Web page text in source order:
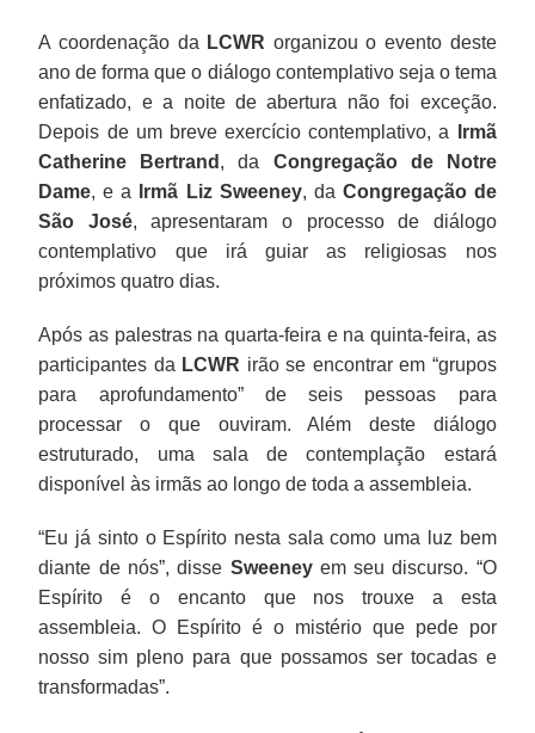
A coordenação da LCWR organizou o evento deste
ano de forma que o diálogo contemplativo seja o tema
enfatizado, e a noite de abertura não foi exceção.
Depois de um breve exercício contemplativo, a
Irmã
Catherine Bertrand , da Congregação de Notre
Dame, e a Irmã Liz Sweeney, da Congregação de
São José, apresentaram o processo de diálogo
contemplativo que irá guiar as religiosas nos
próximos quatro dias.
Após as palestras na quarta-feira e na quinta-feira, as
participantes da LCWR irão se encontrar em “grupos
para aprofundamento” de seis pessoas para
processar o que ouviram. Além deste diálogo
estruturado, uma sala de contemplação estará
disponível às irmãs ao longo de toda a assembleia.
“Eu já sinto o Espírito nesta sala como uma luz bem
diante de nós”, disse Sweeneyem seu discurso. “O
Espírito é o encanto que nos trouxe a esta
assembleia. O Espírito é o mistério que pede por
nosso sim pleno para que possamos ser tocadas e
transformadas”.